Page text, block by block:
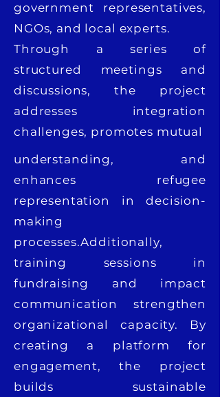
government representatives,
NGOs, and local experts.
Through a series of
structured meetings and
discussions, the project
addresses integration
challenges, promotes mutual
understanding, and
enhances refugee
representation in decision-
making
processes.Additionally,
training sessions in
fundraising and impact
communication strengthen
organizational capacity. By
creating a platform for
engagement, the project
builds sustainable